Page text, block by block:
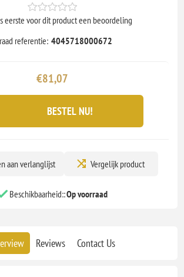
eerste voor dit product een beoordeling
referentie: 4045718000672
€81,07
BESTEL NU!
aan verlanglijst Vergelijk product
Beschikbaarheid::Op voorraad
Reviews Contact Us